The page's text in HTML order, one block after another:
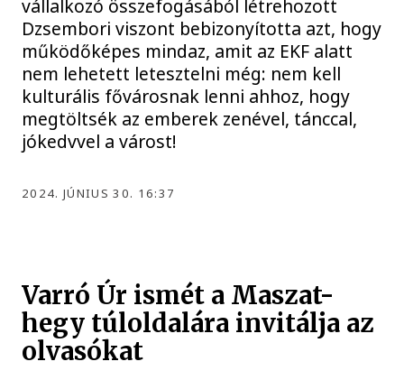
vállalkozó összefogásából létrehozott
Dzsembori viszont bebizonyította azt, hogy
működőképes mindaz, amit az EKF alatt
nem lehetett letesztelni még: nem kell
kulturális fővárosnak lenni ahhoz, hogy
megtöltsék az emberek zenével, tánccal,
jókedvvel a várost!
2024. JÚNIUS 30. 16:37
Varró Úr ismét a Maszat-
hegy túloldalára invitálja az
olvasókat